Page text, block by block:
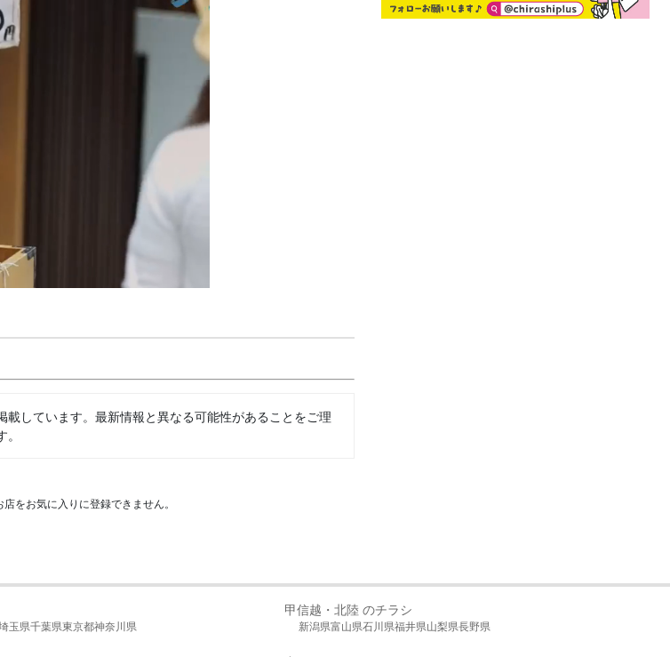
しています。最新情報と異なる可能性があることをご理
をお気に入りに登録できません。
玉県千葉県東京都神奈川県
甲信越・北陸 のチラシ
新潟県富山県石川県福井県山梨県長野県